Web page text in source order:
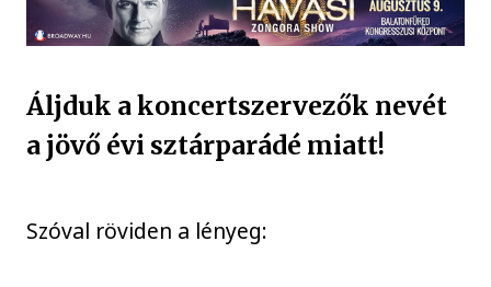
Áljduk a koncertszervezők nevét
a jövő évi sztárparádé miatt!
Szóval röviden a lényeg: